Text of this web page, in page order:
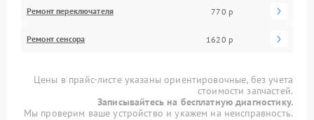
Ремонт переключателя 770 р
Ремонт сенсора 1620 р
Цены в прайс-листе указаны ориентировочные, без учета
стоимости запчастей.
Записывайтесь на бесплатную диагностику.
Мы проверим ваше устройство и укажем на неисправность.